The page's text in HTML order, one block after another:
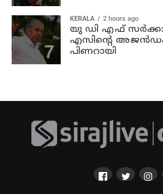
KERALA 2 hours ago
യു ഡി എഫ്
എസിന്റെ
പിണറായി